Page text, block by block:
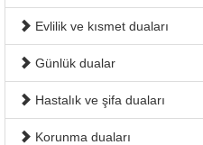
Evlilik ve kısmet duaları
Günlük dualar
Hastalık ve şifa duaları
Korunma duaları